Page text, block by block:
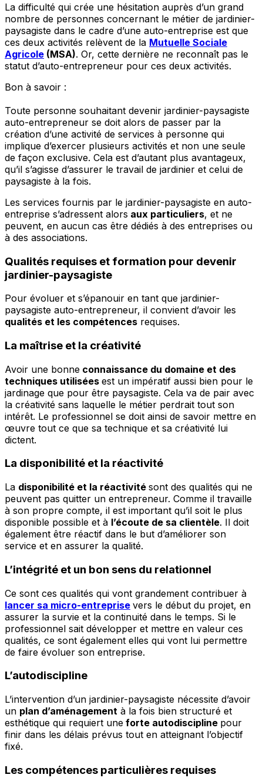
La difficulté qui crée une hésitation auprès d’un grand
nombre de personnes concernant le métier de jardinier-
paysagiste dans le cadre d’une auto-entreprise est que
ces deux activités relèvent de la Mutuelle Sociale
Agricole (MSA). Or, cette dernière ne reconnaît pas le
statut d’auto-entrepreneur pour ces deux activités.
Bon à savoir :
Toute personne souhaitant devenir jardinier-paysagiste
auto-entrepreneur se doit alors de passer par la
création d’une activité de services à personne qui
implique d’exercer plusieurs activités et non une seule
de façon exclusive. Cela est d’autant plus avantageux,
qu’il s’agisse d’assurer le travail de jardinier et celui de
paysagiste à la fois.
Les services fournis par le jardinier-paysagiste en auto-
entreprise s’adressent alors aux particuliers, et ne
peuvent, en aucun cas être dédiés à des entreprises ou
à des associations.
Qualités requises et formation pour devenir
jardinier-paysagiste
Pour évoluer et s’épanouir en tant que jardinier-
paysagiste auto-entrepreneur, il convient d’avoir les
qualités et les compétences requises.
La maîtrise et la créativité
Avoir une bonne connaissance du domaine et des
techniques utilisées est un impératif aussi bien pour le
jardinage que pour être paysagiste. Cela va de pair avec
la créativité sans laquelle le métier perdrait tout son
intérêt. Le professionnel se doit ainsi de savoir mettre en
œuvre tout ce que sa technique et sa créativité lui
dictent.
La disponibilité et la réactivité
La disponibilité et la réactivité sont des qualités qui ne
peuvent pas quitter un entrepreneur. Comme il travaille
à son propre compte, il est important qu’il soit le plus
disponible possible et à l’écoute de sa clientèle. Il doit
également être réactif dans le but d’améliorer son
service et en assurer la qualité.
L’intégrité et un bon sens du relationnel
Ce sont ces qualités qui vont grandement contribuer à
lancer sa micro-entreprise vers le début du projet, en
assurer la survie et la continuité dans le temps. Si le
professionnel sait développer et mettre en valeur ces
qualités, ce sont également elles qui vont lui permettre
de faire évoluer son entreprise.
L’autodiscipline
L’intervention d’un jardinier-paysagiste nécessite d’avoir
un plan d’aménagement à la fois bien structuré et
esthétique qui requiert une forte autodiscipline pour
finir dans les délais prévus tout en atteignant l’objectif
fixé.
Les compétences particulières requises